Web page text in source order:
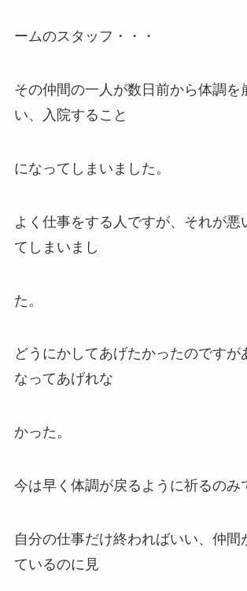
ームのスタッフ・・・
その仲間の一人が数日前から体調を
い、入院すること
になってしまいました。
よく仕事をする人ですが、それが悪
てしまいまし
た。
どうにかしてあげたかったのですが
なってあげれな
かった。
今は早く体調が戻るように祈るのみ
自分の仕事だけ終わればいい、仲間
ているのに見